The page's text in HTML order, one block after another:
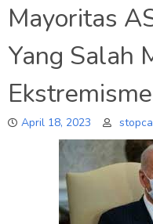
Mayoritas
Yang Salah
April 18, 2023